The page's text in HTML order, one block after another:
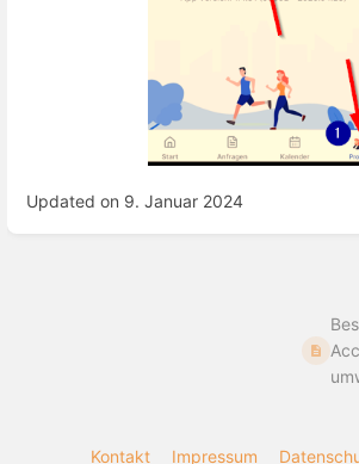
Updated on 9. Januar 2024
Kontakt Impressum